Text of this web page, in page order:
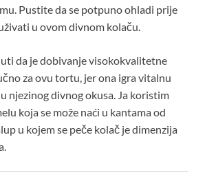
Pustite da se potpuno ohladi prije
​​u ovom divnom kolaču.
da je dobivanje visokokvalitetne
za ovu tortu, jer ona igra vitalnu
njezinog divnog okusa. Ja koristim
koja se može naći u kantama od
u kojem se peče kolač je dimenzija